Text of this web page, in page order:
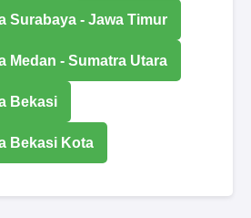
Surabaya - Jawa Timur
Medan - Sumatra Utara
Bekasi
Bekasi Kota